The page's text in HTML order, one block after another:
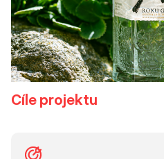
Cíle projektu